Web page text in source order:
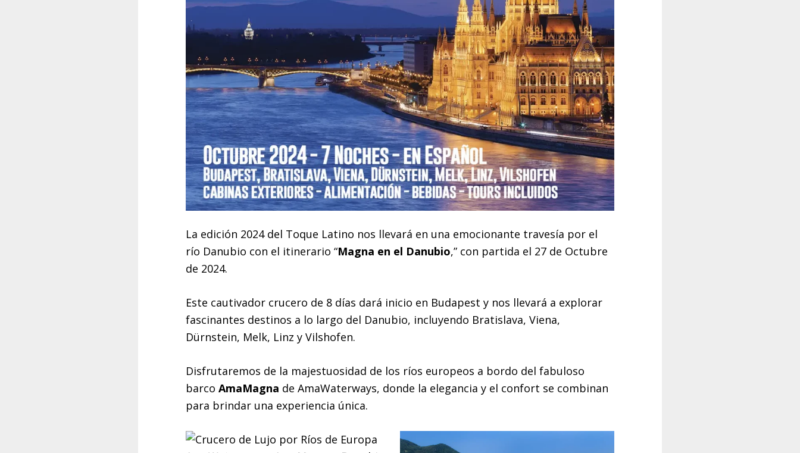
La edición 2024 del Toque Latino nos llevará en una emocionante travesía por el
río Danubio con el itinerario “Magna en el Danubio,” con partida el 27 de Octubre
de 2024.
Este cautivador crucero de 8 días dará inicio en Budapest y nos llevará a explorar
fascinantes destinos a lo largo del Danubio, incluyendo Bratislava, Viena,
Dürnstein, Melk, Linz y Vilshofen.
Disfrutaremos de la majestuosidad de los ríos europeos a bordo del fabuloso
barco AmaMagna de AmaWaterways, donde la elegancia y el confort se combinan
para brindar una experiencia única.